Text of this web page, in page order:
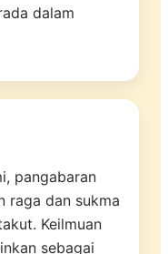
dalam
pangabaran
raga dan sukma
Keilmuan
sebagai